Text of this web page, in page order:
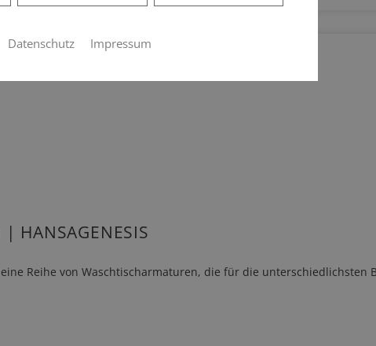
eine Reihe von Waschtischarmaturen, die für die unterschiedlichsten
Datenschutz Impressum